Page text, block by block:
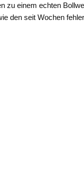
zu einem echten
den seit Wochen